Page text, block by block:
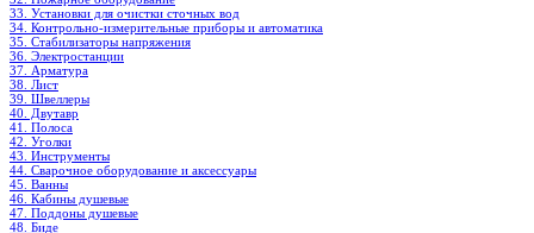
33. Установки для очистки сточных вод
34. Контрольно-измерительные приборы и автоматика
35. Стабилизаторы напряжения
36. Электростанции
37. Арматура
38. Лист
39. Швеллеры
40. Двутавр
41. Полоса
42. Уголки
43. Инструменты
44. Сварочное оборудование и аксессуары
45. Ванны
46. Кабины душевые
47. Поддоны душевые
48. Биде